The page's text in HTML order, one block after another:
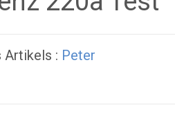
Artikels : Peter